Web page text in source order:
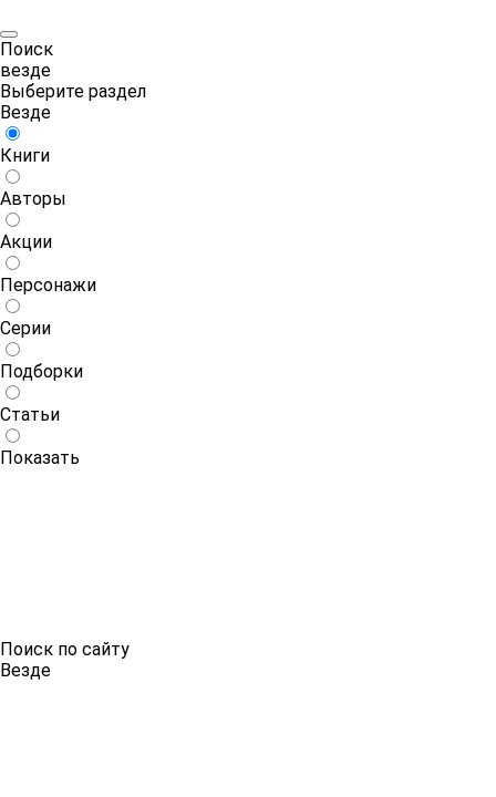
Поиск
везде
Выберите раздел
Везде
Книги
Авторы
Акции
Персонажи
Серии
Подборки
Статьи
Показать
Поиск по сайту
Везде